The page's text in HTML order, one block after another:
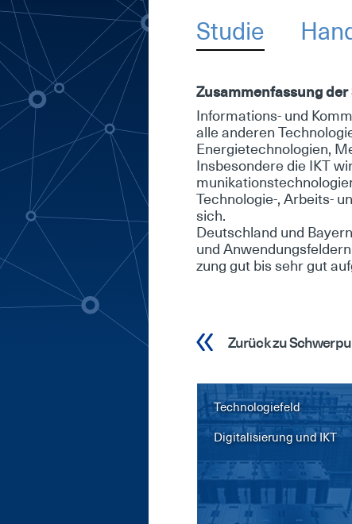
Stu­die
Zu­sam­men­fas­sung
In­for­ma­ti­ons- und
al­le an­de­ren
En­er­gie­tech­no­lo­gi­en,
Ins­be­son­de­re die IKT
Tech­no­lo­gie-, Ar­beits-
sich.
Deutsch­land und
und
zung gut bis sehr gut
Zurück zu
Technologiefeld
Di­gi­ta­li­sie­rung und IKT